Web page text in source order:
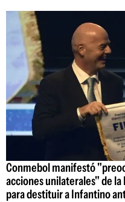
Conmebol manifestó
acciones unilaterales" de la
para destituir a Infantino